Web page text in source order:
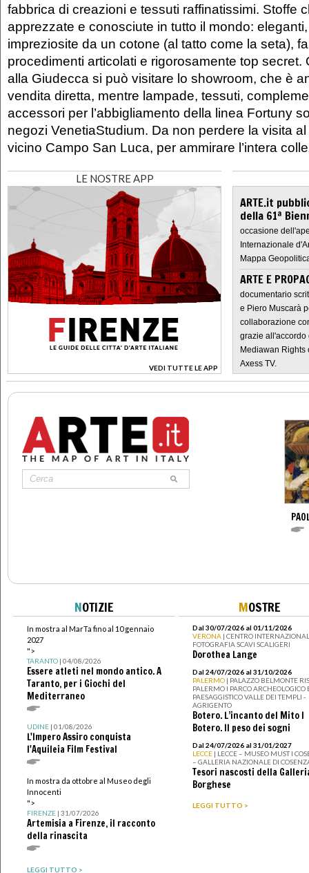
fabbrica di creazioni e tessuti raffinatissimi. Stoffe
apprezzate e conosciute in tutto il mondo:
impreziosite da un cotone (al tatto come la seta),
procedimenti articolati e rigorosamente top secret.
alla Giudecca si può visitare lo showroom, che è
vendita diretta, mentre lampade, tessuti,
accessori per l’abbigliamento della linea Fortuny
negozi VenetiaStudium. Da non perdere la visita
vicino Campo San Luca, per ammirare l’intera
LE NOSTRE APP
VEDI TUTTE LE APP
>
ARTE.it
della 61ª
occasione
Internazionale
Mappa
ARTE E
documentario
e Piero Muscarà
collaborazione
grazie all'accordo
Mediawan Rights
Axess TV.
NOTIZIE
In mostra al MarTa fino al 10 gennaio
2027
">
TARANTO| 04/08/2026
Essere atleti nel mondo antico. A
Taranto, per i Giochi del
Mediterraneo
UDINE| 01/08/2026
L'Impero Assiro conquista
l'Aquileia Film Festival
In mostra da ottobre al Museo degli
Innocenti
">
FIRENZE| 31/07/2026
Artemisia a Firenze, il racconto
della rinascita
LEGGI TUTTO >
MOSTRE
Dal 30/07/2026 al 01/11/2026
VERONA | CENTRO
FOTOGRAFIA SCAVI SCALIGERI
Dorothea Lange
Dal 24/07/2026 al 31/10/2026
PALERMO | PALAZZO BELMONTE
PALERMO I PARCO ARCHEOLOGICO
PAESAGGISTICO VALLE DEI TEMPLI -
AGRIGENTO
Botero. L’incanto del Mito I
Botero. Il peso dei sogni
Dal 24/07/2026 al 31/01/2027
LECCE | LECCE – MUSEO MUST I
– GALLERIA NAZIONALE DI
Tesori nascosti della
Borghese
LEGGI TUTTO >